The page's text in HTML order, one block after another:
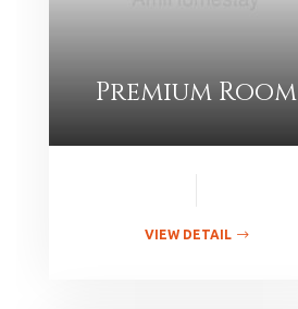
Premium Room
VIEW DETAIL